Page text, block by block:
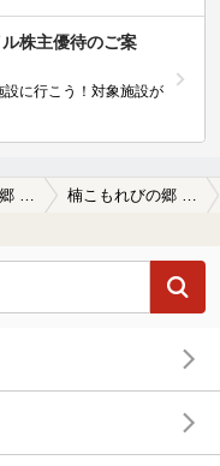
ル株主優待のご案
に行こう！対象施設が